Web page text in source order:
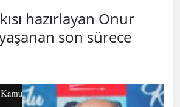
hazırlayan Onur
yaşanan son sürece